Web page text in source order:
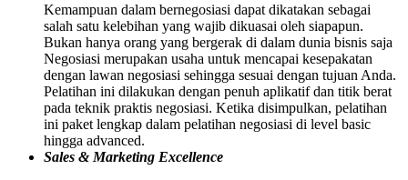
Kemampuan dalam bernegosiasi dapat dikatakan sebagai
salah satu kelebihan yang wajib dikuasai oleh siapapun.
Bukan hanya orang yang bergerak di dalam dunia bisnis saja
Negosiasi merupakan usaha untuk mencapai kesepakatan
dengan lawan negosiasi sehingga sesuai dengan tujuan Anda.
Pelatihan ini dilakukan dengan penuh aplikatif dan titik berat
pada teknik praktis negosiasi. Ketika disimpulkan, pelatihan
ini paket lengkap dalam pelatihan negosiasi di level basic
hingga advanced.
Sales & Marketing Excellence